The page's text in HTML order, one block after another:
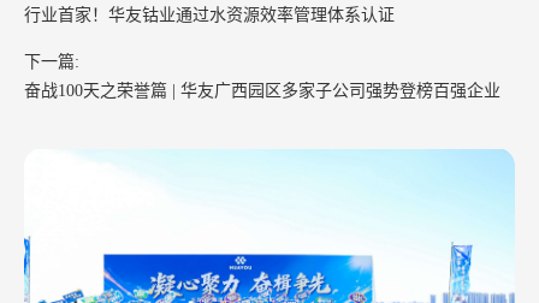
行业首家！华友钴业通过水资源效率管理体系认证
下一篇:
奋战100天之荣誉篇 | 华友广西园区多家子公司强势登榜百强企业